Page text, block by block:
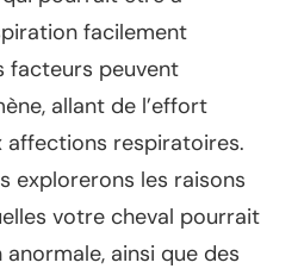
facilement
facteurs peuvent
allant de l’effort
affections respiratoires.
explorerons les raisons
votre cheval pourrait
ainsi que des